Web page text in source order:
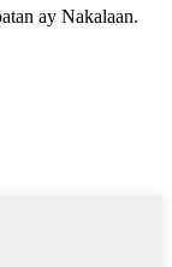
ay Nakalaan.